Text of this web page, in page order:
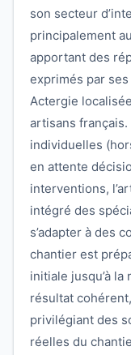
son secteur
principalement
apportant des
exprimés par
Actergie
artisans français.
individuelles
en attente
interventions,
intégré des
s’adapter à des
chantier est
initiale jusqu’à
résultat
privilégiant des
réelles du